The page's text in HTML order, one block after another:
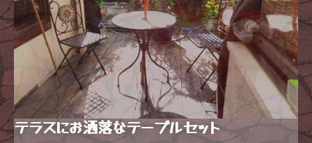
テラスにお洒落なテーブルセット